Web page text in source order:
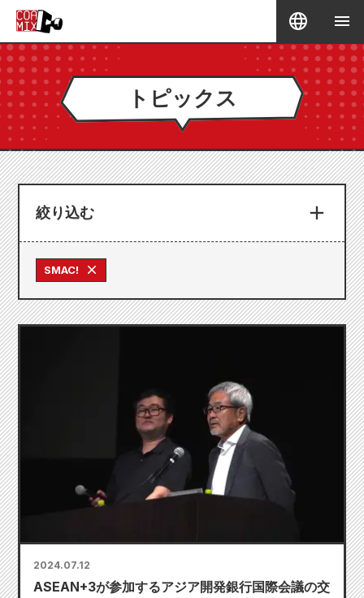
トピックス
絞り込む
SMAC!
2024.07.12
ASEAN+3が参加するアジア開発銀行国際会議の交